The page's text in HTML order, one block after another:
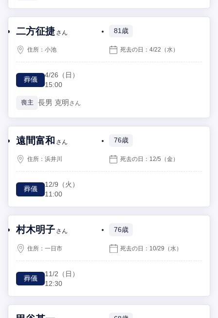
二方征捷 さん 81歳
住所：小池 死去の日：4/22 （水）
葬儀
4/26 （日）
15:00
喪主 長男 克明 さん
遠間富和 さん 76歳
住所：浜井川 死去の日： 12/5 （金）
葬儀
12/9 （火）
11:00
村木明子 さん 76歳
住所：一日市 死去の日： 10/29 （水）
葬儀
11/2 （日）
12:30